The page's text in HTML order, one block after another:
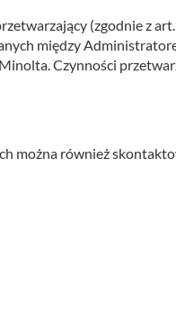
(zgodnie z
między
Czynności
można również